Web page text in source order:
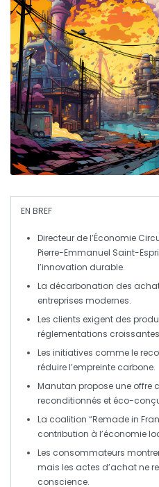
EN BREF
Directeur de l’Économie
Pierre-Emmanuel Saint-
l’innovation durable.
La décarbonation des
entreprises modernes.
Les clients exigent des
réglementations
Les initiatives comme le
réduire l’empreinte carbone.
Manutan propose une offre
reconditionnés et éco-
La coalition “Remade in
contribution à l’économie
Les consommateurs
mais les actes d’achat ne
conscience.